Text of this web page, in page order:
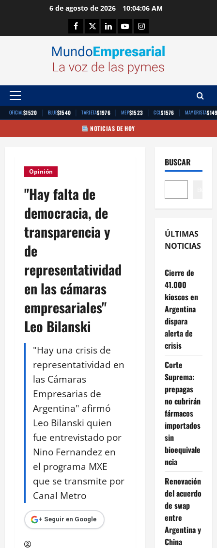
6 de agosto de 2026 10:04:07 AM
Facebook
TwitterLinkedinYoutubeInstagram
Menú
principal
OFICIAL$1520 | BLUE$1540 | TARJETA$1976 | MEP$1523 | CCL$1576 | MAYORISTA
NOTICIAS DE HOY
Opinión
"Hay falta de
democracia, de
transparencia y
de
representatividad
en las cámaras
empresariales"
Leo Bilanski
"Hay una crisis de
representatividad en
las Cámaras
Empresarias de
Argentina" afirmó
Leo Bilanski quien
fue entrevistado por
Nino Fernandez en
el programa MXE
que se transmite por
Canal Metro
+ Seguir en Google
BUSCAR
ÚLTIMAS
NOTICIAS
Cierre de
41.000
kioscos en
Argentina
dispara
alerta de
crisis
Corte
Suprema:
prepagas
no cubrirán
fármacos
importados
sin
bioequivale
ncia
Renovación
del acuerdo
de swap
entre
Argentina y
China